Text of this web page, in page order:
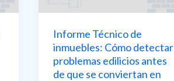
y
soluciones
Informe Técnico de
inmuebles: Cómo detectar
problemas edilicios antes
de que se conviertan en